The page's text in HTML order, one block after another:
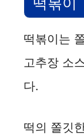
떡볶이는
고추장 소
다.
떡의 쫄깃